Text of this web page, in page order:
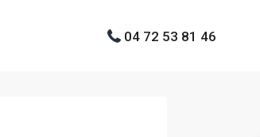
04 72 53 81 46